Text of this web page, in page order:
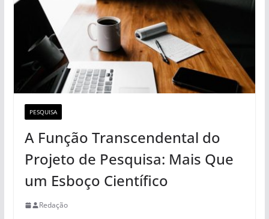
PESQUISA
A Função Transcendental do
Projeto de Pesquisa: Mais Que
um Esboço Científico
Redação